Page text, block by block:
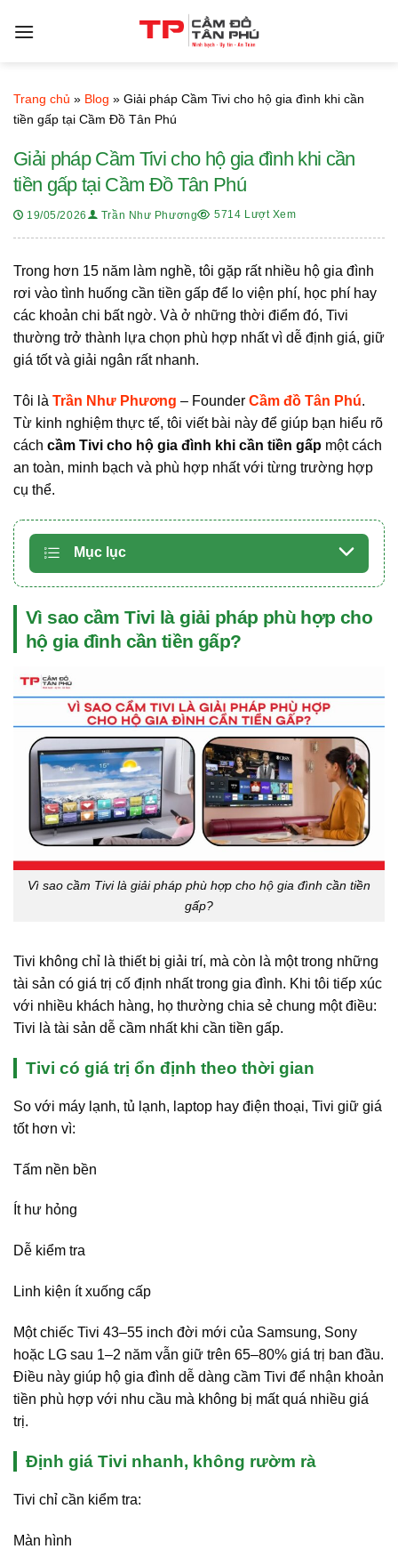
qua
Trang chủ » Blog » Giải pháp Cầm Tivi cho hộ gia đình khi cần
tiền gấp tại Cầm Đồ Tân Phú
Giải pháp Cầm Tivi cho hộ gia đình khi cần
tiền gấp tại Cầm Đồ Tân Phú
19/05/2026 Trần Như Phương 5714 Lượt Xem
Trong hơn 15 năm làm nghề, tôi gặp rất nhiều hộ gia đình
rơi vào tình huống cần tiền gấp để lo viện phí, học phí hay
các khoản chi bất ngờ. Và ở những thời điểm đó, Tivi
thường trở thành lựa chọn phù hợp nhất vì dễ định giá, giữ
giá tốt và giải ngân rất nhanh.
Tôi là Trần Như Phương – Founder Cầm đồ Tân Phú.
Từ kinh nghiệm thực tế, tôi viết bài này để giúp bạn hiểu rõ
cách cầm Tivi cho hộ gia đình khi cần tiền gấp một cách
an toàn, minh bạch và phù hợp nhất với từng trường hợp
cụ thể.
Mục lục
Vì sao cầm Tivi là giải pháp phù hợp cho
hộ gia đình cần tiền gấp?
Vì sao cầm Tivi là giải pháp phù hợp cho hộ gia đình cần tiền
gấp?
Tivi không chỉ là thiết bị giải trí, mà còn là một trong những
tài sản có giá trị cố định nhất trong gia đình. Khi tôi tiếp xúc
với nhiều khách hàng, họ thường chia sẻ chung một điều:
Tivi là tài sản dễ cầm nhất khi cần tiền gấp.
Tivi có giá trị ổn định theo thời gian
So với máy lạnh, tủ lạnh, laptop hay điện thoại, Tivi giữ giá
tốt hơn vì:
Tấm nền bền
Ít hư hỏng
Dễ kiểm tra
Linh kiện ít xuống cấp
Một chiếc Tivi 43–55 inch đời mới của Samsung, Sony
hoặc LG sau 1–2 năm vẫn giữ trên 65–80% giá trị ban đầu.
Điều này giúp hộ gia đình dễ dàng cầm Tivi để nhận khoản
tiền phù hợp với nhu cầu mà không bị mất quá nhiều giá
trị.
Định giá Tivi nhanh, không rườm rà
Tivi chỉ cần kiểm tra:
Màn hình